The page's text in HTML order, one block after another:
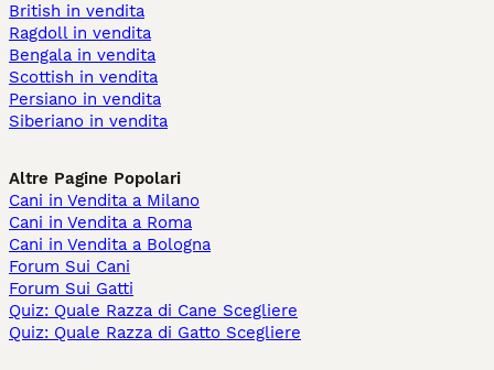
British in vendita
Ragdoll in vendita
Bengala in vendita
Scottish in vendita
Persiano in vendita
Siberiano in vendita
Altre Pagine Popolari
Cani in Vendita a Milano
Cani in Vendita a Roma
Cani in Vendita a Bologna
Forum Sui Cani
Forum Sui Gatti
Quiz: Quale Razza di Cane Scegliere
Quiz: Quale Razza di Gatto Scegliere